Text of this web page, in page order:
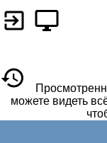
можете видеть